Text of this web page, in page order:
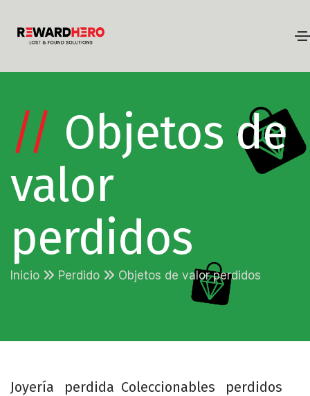
// Objetos de
valor
perdidos
Inicio Perdido Objetos de valor perdidos
Joyería perdida Coleccionables perdidos